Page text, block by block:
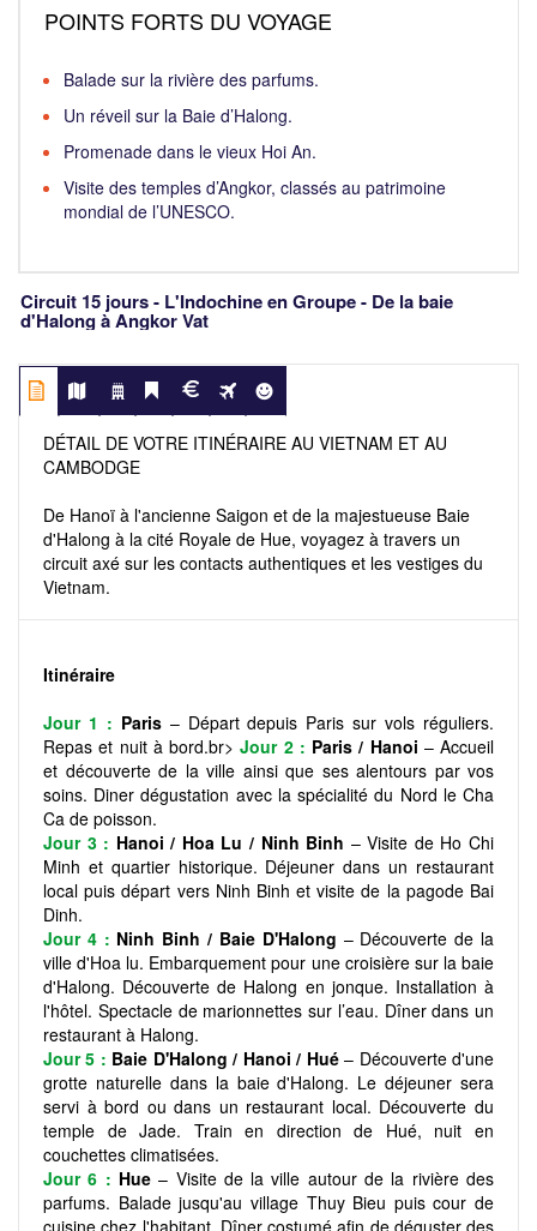
POINTS FORTS DU VOYAGE
Balade sur la rivière des parfums.
Un réveil sur la Baie d’Halong.
Promenade dans le vieux Hoi An.
Visite des temples d’Angkor, classés au patrimoine
mondial de l’UNESCO.
Circuit 15 jours - L'Indochine en Groupe - De la baie
d'Halong à Angkor Vat
DÉTAIL DE VOTRE ITINÉRAIRE AU VIETNAM ET AU
CAMBODGE
De Hanoï à l'ancienne Saigon et de la majestueuse Baie
d'Halong à la cité Royale de Hue, voyagez à travers un
circuit axé sur les contacts authentiques et les vestiges du
Vietnam.
Itinéraire
Jour 1 : Paris – Départ depuis Paris sur vols réguliers.
Repas et nuit à bord.br>Jour 2 : Paris / Hanoi – Accueil
et découverte de la ville ainsi que ses alentours par vos
soins. Diner dégustation avec la spécialité du Nord le Cha
Ca de poisson.
Jour 3 : Hanoi / Hoa Lu / Ninh Binh – Visite de Ho Chi
Minh et quartier historique. Déjeuner dans un restaurant
local puis départ vers Ninh Binh et visite de la pagode Bai
Dinh.
Jour 4 : Ninh Binh / Baie D'Halong – Découverte de la
ville d'Hoa lu. Embarquement pour une croisière sur la baie
d'Halong. Découverte de Halong en jonque. Installation à
l'hôtel. Spectacle de marionnettes sur l’eau. Dîner dans un
restaurant à Halong.
Jour 5 : Baie D'Halong / Hanoi / Hué– Découverte d'une
grotte naturelle dans la baie d'Halong. Le déjeuner sera
servi à bord ou dans un restaurant local. Découverte du
temple de Jade. Train en direction de Hué, nuit en
couchettes climatisées.
Jour 6 : Hue– Visite de la ville autour de la rivière des
parfums. Balade jusqu'au village Thuy Bieu puis cour de
cuisine chez l'habitant. Dîner costumé afin de déguster des